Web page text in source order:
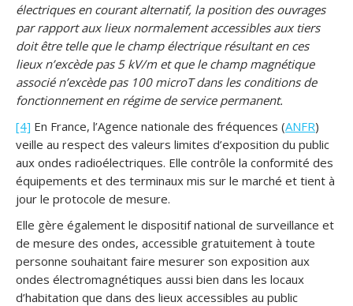
électriques en courant alternatif, la position des ouvrages
par rapport aux lieux normalement accessibles aux tiers
doit être telle que le champ électrique résultant en ces
lieux n’excède pas 5 kV/m et que le champ magnétique
associé n’excède pas 100 microT dans les conditions de
fonctionnement en régime de service permanent.
[4] En France, l’Agence nationale des fréquences (ANFR)
veille au respect des valeurs limites d’exposition du public
aux ondes radioélectriques. Elle contrôle la conformité des
équipements et des terminaux mis sur le marché et tient à
jour le protocole de mesure.
Elle gère également le dispositif national de surveillance et
de mesure des ondes, accessible gratuitement à toute
personne souhaitant faire mesurer son exposition aux
ondes électromagnétiques aussi bien dans les locaux
d’habitation que dans des lieux accessibles au public